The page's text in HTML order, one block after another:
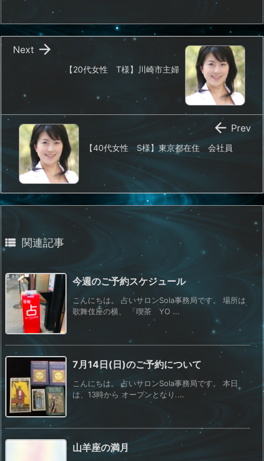
【20代女性 T様】川崎市主婦

Next
【40代女性 S様】東京都在住 会社員
 Prev
 関連記事
今週のご予約スケジュール
こんにちは。 占いサロンSola事務局です。 場所は
歌舞伎座の横、 「喫茶 YO ...
7月14日(日)のご予約について
こんにちは。 占いサロンSola事務局です。 本日
は、13時から オープンとなり ...
山羊座の満月